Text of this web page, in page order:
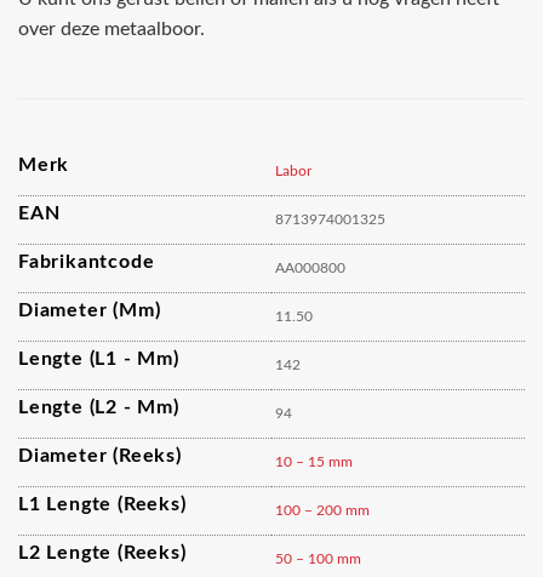
over deze metaalboor.
Merk Labor
EAN 8713974001325
Fabrikantcode AA000800
Diameter (mm) 11.50
Lengte (L1 - Mm) 142
Lengte (L2 - Mm) 94
Diameter (reeks) 10 – 15 mm
L1 Lengte (reeks) 100 – 200 mm
L2 Lengte (reeks) 50 – 100 mm